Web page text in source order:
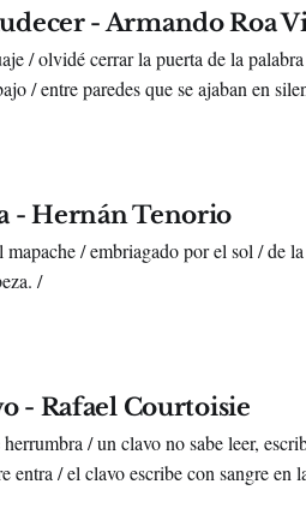
- Armando Roa
/ olvidé cerrar la puerta de la
/ entre paredes que se ajaban en
/ y un vago tumulto de
- Hernán Tenorio
/ embriagado por el sol / de
/
- Rafael Courtoisie
/ un clavo no sabe leer,
entra / el clavo escribe con sangre en
mayor /